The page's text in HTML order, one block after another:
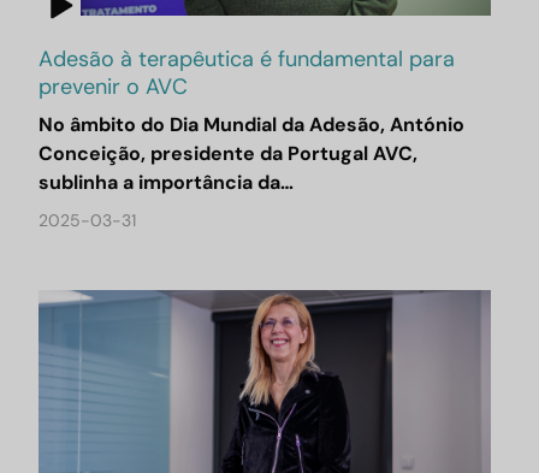
Adesão à terapêutica é fundamental para
prevenir o AVC
No âmbito do Dia Mundial da Adesão, António
Conceição, presidente da Portugal AVC,
sublinha a importância da…
2025-03-31